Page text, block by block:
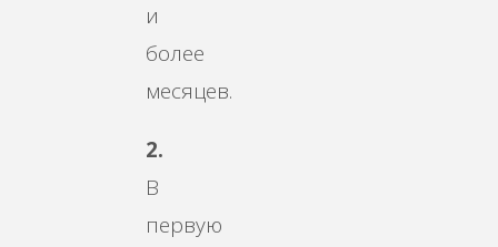
и
более
месяцев.
2.
В
первую